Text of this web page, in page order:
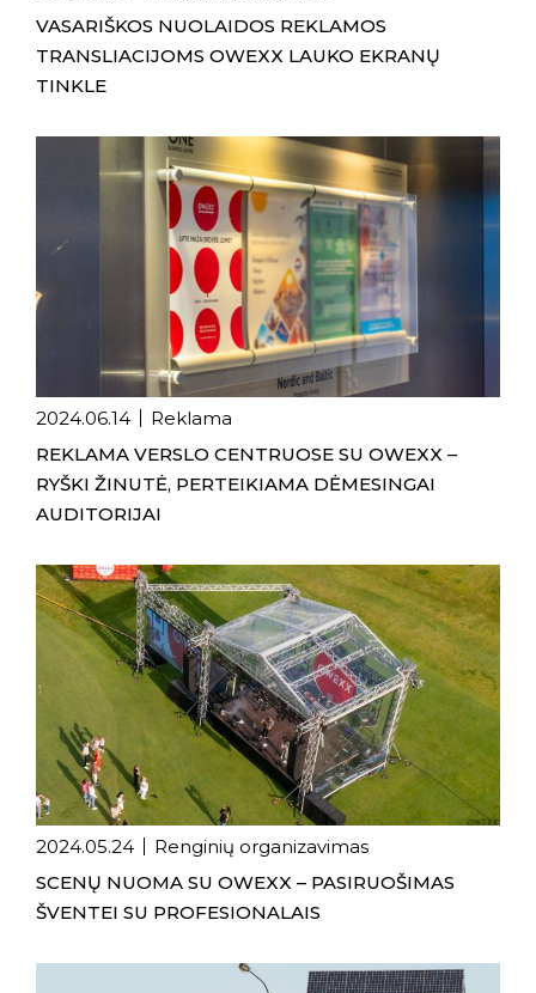
VASARIŠKOS NUOLAIDOS REKLAMOS
TRANSLIACIJOMS OWEXX LAUKO EKRANŲ
TINKLE
2024.06.14
Reklama
REKLAMA VERSLO CENTRUOSE SU OWEXX –
RYŠKI ŽINUTĖ, PERTEIKIAMA DĖMESINGAI
AUDITORIJAI
2024.05.24
Renginių organizavimas
SCENŲ NUOMA SU OWEXX – PASIRUOŠIMAS
ŠVENTEI SU PROFESIONALAIS